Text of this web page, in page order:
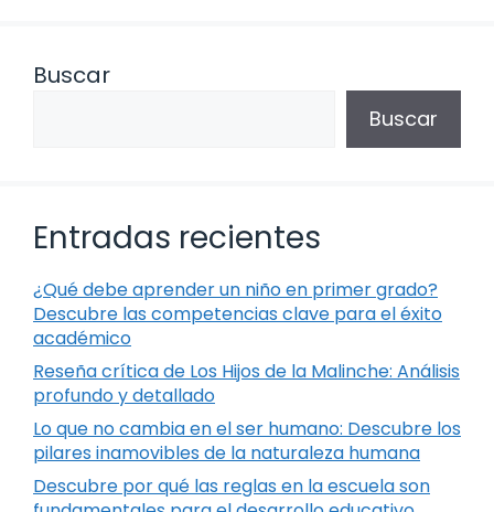
Buscar
Buscar
Entradas recientes
¿Qué debe aprender un niño en primer grado?
Descubre las competencias clave para el éxito
académico
Reseña crítica de Los Hijos de la Malinche: Análisis
profundo y detallado
Lo que no cambia en el ser humano: Descubre los
pilares inamovibles de la naturaleza humana
Descubre por qué las reglas en la escuela son